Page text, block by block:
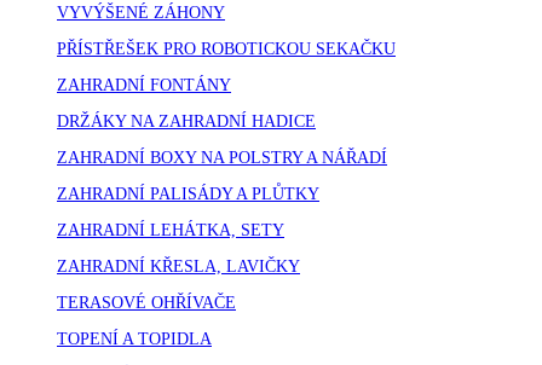
VYVÝŠENÉ ZÁHONY
PŘÍSTŘEŠEK PRO ROBOTICKOU SEKAČKU
ZAHRADNÍ FONTÁNY
DRŽÁKY NA ZAHRADNÍ HADICE
ZAHRADNÍ BOXY NA POLSTRY A NÁŘADÍ
ZAHRADNÍ PALISÁDY A PLŮTKY
ZAHRADNÍ LEHÁTKA, SETY
ZAHRADNÍ KŘESLA, LAVIČKY
TERASOVÉ OHŘÍVAČE
TOPENÍ A TOPIDLA